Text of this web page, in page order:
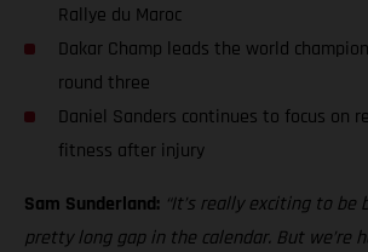
Rallye du Maroc
Dakar Champ leads the world
round three
Daniel Sanders continues to focus on
fitness after injury
Sam Sunderland: “It’s really exciting to be
pretty long gap in the calendar. But we’re